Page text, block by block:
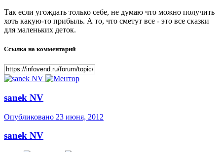
Так если угождать только себе, не думаю что можно получить
хоть какую-то прибыль. А то, что сметут все - это все сказки
для маленьких деток.
Ссылка на комментарий
sanek NV
Опубликовано 23 июня, 2012
sanek NV